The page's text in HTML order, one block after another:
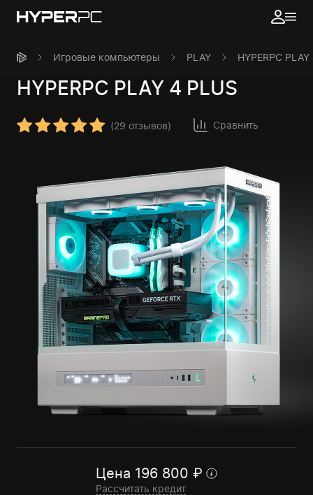
Игровые компьютеры PLAY HYPERPC
HYPERPC PLAY 4 PLUS
(29 отзывов) Сравнить
Цена 196 800 ₽
Рассчитать кредит